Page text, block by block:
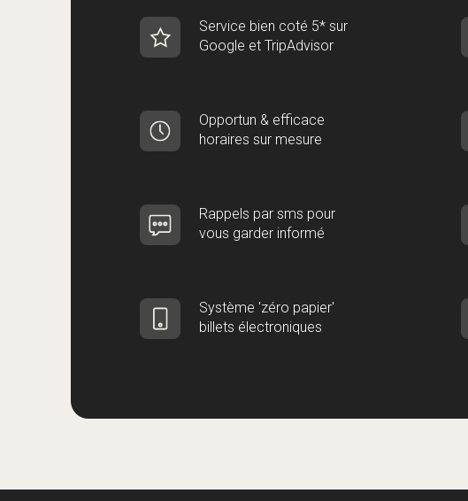
Service bien coté 5* sur
Google et TripAdvisor
Opportun & efficace
horaires sur mesure
Rappels par sms pour
vous garder informé
Système 'zéro papier'
billets électroniques